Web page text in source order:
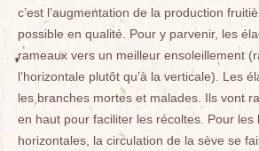
c’est l’augmentation de la production
possible en qualité. Pour y parvenir, les
rameaux vers un meilleur ensoleillement
l’horizontale plutôt qu’à la verticale). Les
les branches mortes et malades. Ils vont
en haut pour faciliter les récoltes. Pour les
horizontales, la circulation de la sève se